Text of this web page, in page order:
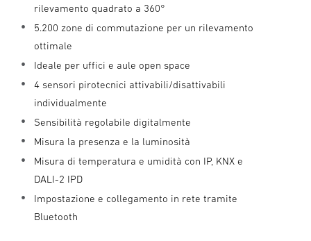
rilevamento quadrato a 360°
5.200 zone di commutazione per un rilevamento
ottimale
Ideale per uffici e aule open space
4 sensori pirotecnici attivabili/disattivabili
individualmente
Sensibilità regolabile digitalmente
Misura la presenza e la luminosità
Misura di temperatura e umidità con IP, KNX e
DALI-2 IPD
Impostazione e collegamento in rete tramite
Bluetooth